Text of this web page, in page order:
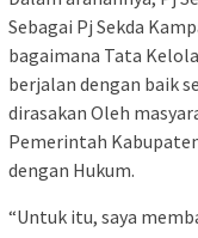
Sebagai Pj Sekda
bagaimana Tata
berjalan dengan baik
dirasakan Oleh
Pemerintah
dengan Hukum.
“Untuk itu, saya